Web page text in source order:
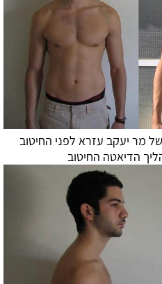
מר יעקב עזרא לפני החיטוב
הדיאטה החיטוב